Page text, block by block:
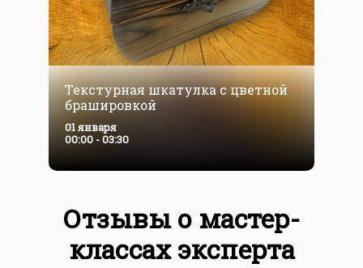
Текстурная шкатулка с цветной
брашировкой
01 января
00:00 - 03:30
Отзывы о мастер-
классах эксперта